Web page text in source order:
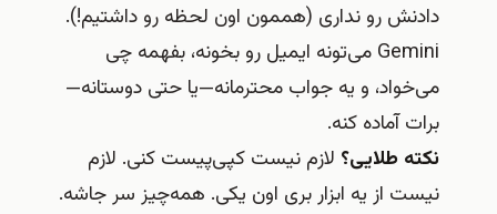
دادنش رو نداری (هممون اون لحظه رو داشتیم!).
Gemini می‌تونه ایمیل رو بخونه، بفهمه چی
می‌خواد، و یه جواب محترمانه—یا حتی دوستانه—
برات آماده کنه.
نکته طلایی؟ لازم نیست کپی‌پیست کنی. لازم
نیست از یه ابزار بری اون یکی. همه‌چیز سر جاشه.